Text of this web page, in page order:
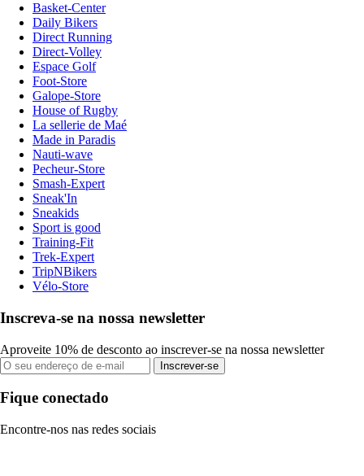
Basket-Center
Daily Bikers
Direct Running
Direct-Volley
Espace Golf
Foot-Store
Galope-Store
House of Rugby
La sellerie de Maé
Made in Paradis
Nauti-wave
Pecheur-Store
Smash-Expert
Sneak'In
Sneakids
Sport is good
Training-Fit
Trek-Expert
TripNBikers
Vélo-Store
Inscreva-se na nossa newsletter
Aproveite 10% de desconto ao inscrever-se na nossa newsletter
Inscrever-se
Fique conectado
Encontre-nos nas redes sociais